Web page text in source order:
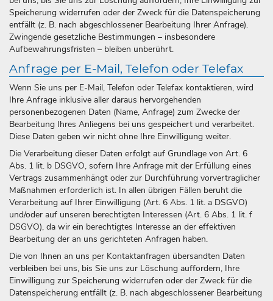
Speicherung widerrufen oder der Zweck für die Datenspeicherung
entfällt (z. B. nach abgeschlossener Bearbeitung Ihrer Anfrage).
Zwingende gesetzliche Bestimmungen – insbesondere
Aufbewahrungsfristen – bleiben unberührt.
Anfrage per E-Mail, Telefon oder Telefax
Wenn Sie uns per E-Mail, Telefon oder Telefax kontaktieren, wird
Ihre Anfrage inklusive aller daraus hervorgehenden
personenbezogenen Daten (Name, Anfrage) zum Zwecke der
Bearbeitung Ihres Anliegens bei uns gespeichert und verarbeitet.
Diese Daten geben wir nicht ohne Ihre Einwilligung weiter.
Die Verarbeitung dieser Daten erfolgt auf Grundlage von Art. 6
Abs. 1 lit. b DSGVO, sofern Ihre Anfrage mit der Erfüllung eines
Vertrags zusammenhängt oder zur Durchführung vorvertraglicher
Maßnahmen erforderlich ist. In allen übrigen Fällen beruht die
Verarbeitung auf Ihrer Einwilligung (Art. 6 Abs. 1 lit. a DSGVO)
und/oder auf unseren berechtigten Interessen (Art. 6 Abs. 1 lit. f
DSGVO), da wir ein berechtigtes Interesse an der effektiven
Bearbeitung der an uns gerichteten Anfragen haben.
Die von Ihnen an uns per Kontaktanfragen übersandten Daten
verbleiben bei uns, bis Sie uns zur Löschung auffordern, Ihre
Einwilligung zur Speicherung widerrufen oder der Zweck für die
Datenspeicherung entfällt (z. B. nach abgeschlossener Bearbeitung